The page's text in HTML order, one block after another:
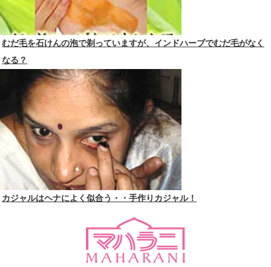
むだ毛を石けんの泡で剃っていますが、インドハーブでむだ毛がなく
なる？
カジャルはヘナによく似合う・・手作りカジャル！